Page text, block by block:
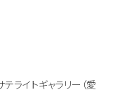
ライトギャラリー（愛